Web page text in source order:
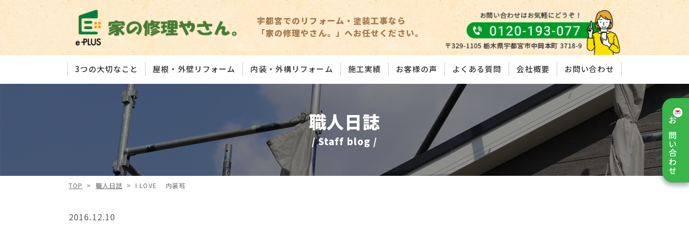
宇都宮でのリフォーム・塗装工事なら
「家の修理やさん。」へお任せください。
3つの大切なこと 屋根・外壁リフォーム 内装・外構リフォーム 施工実績 お客様の声 よくある質問 会社概要 お問い合わせ
お問い合わせ
職人日誌
/ Staff blog /
TOP > 職人日誌 > I LOVE 内装班
2016.12.10